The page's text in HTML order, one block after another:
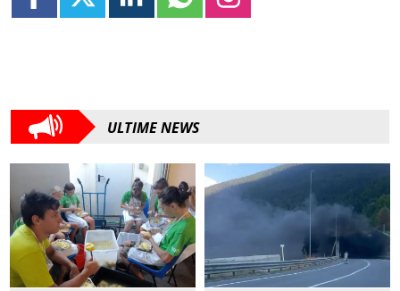
ULTIME NEWS